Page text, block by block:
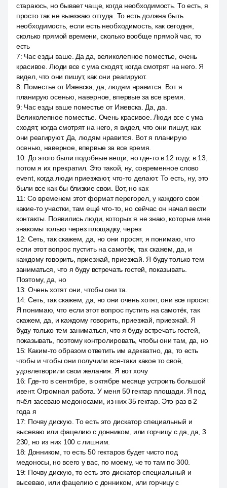
стараюсь, но бывает чаще, когда необходимость. То есть, я
просто так не выезжаю оттуда. То есть должна быть
необходимость, если есть необходимость, как сегодня,
сколько прямой времени, сколько вообще прямой час, то
есть
7: Час езды ваше. Да да, великолепное поместье, очень
красивое. Люди все с ума сходят, когда смотрят на него. Я
видел, что они пишут, как они реагируют.
8: Поместье от Ижевска, да, людям нравится. Вот я
планирую осенью, наверное, впервые за все время.
9: Час езды ваше поместье от Ижевска. Да, да.
Великолепное поместье. Очень красивое. Люди все с ума
сходят, когда смотрят на него, я видел, что они пишут, как
они реагируют. Да, людям нравится. Вот я планирую
осенью, наверное, впервые за все время.
10: До этого были подобные вещи, но где-то в 12 году, в 13,
потом я их прекратил. Это такой, ну, современное слово
event, когда люди приезжают, что-то делают. То есть, ну, это
были все как бы близкие свои. Вот, но как
11: Со временем этот формат перегорел, у каждого свои
какие-то участки, там ещё что-то, но сейчас он начал вести
контакты. Появились люди, которых я не знаю, которые мне
знакомы только через площадку, через
12: Сеть, так скажем, да, но они просят, я понимаю, что
если этот вопрос пустить на самотёк, так скажем, да, и
каждому говорить, приезжай, приезжай. Я буду только тем
заниматься, что я буду встречать гостей, показывать.
Поэтому, да, но
13: Очень хотят они, чтобы они та.
14: Сеть, так скажем, да, но они очень хотят, они все просят.
Я понимаю, что если этот вопрос пустить на самотёк, так
скажем, да, и каждому говорить, приезжай, приезжай. Я
буду только тем заниматься, что я буду встречать гостей,
показывать, поэтому контролировать, чтобы они там, да, но
15: Каким-то образом ответить им адекватно, да, то есть
чтобы и чтобы они получили все-таки какое то своё,
удовлетворили свои желания. Я вот хочу
16: Где-то в сентябре, в октябре месяце устроить большой
ивент. Огромная работа. У меня 50 гектар площади. Я под
пчёл засеваю медоносами, из них 35 гектар. Это раз в 2
года я
17: Почву дискую. То есть это дискатор специальный и
высеваю или фацелию с донником, или горчицу с да, да, 3
230, но из них 100 с лишним.
18: Донником, то есть 50 гектаров будет чисто под
медоносы, но всего у вас, по моему, че то там по 300.
19: Почву дискую, то есть это дискатор специальный и
высеваю, или фацелию с донником, или горчицу с